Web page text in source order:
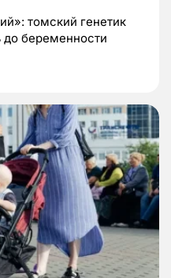
томский генетик
беременности